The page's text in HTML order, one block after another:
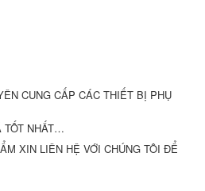
CUNG CẤP CÁC THIẾT BỊ PHỤ
TỐT NHẤT…
XIN LIÊN HỆ VỚI CHÚNG TÔI ĐỂ